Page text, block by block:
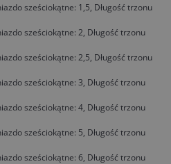
sześciokątne: 1,5, Długość trzonu
sześciokątne: 2, Długość trzonu
sześciokątne: 2,5, Długość trzonu
sześciokątne: 3, Długość trzonu
sześciokątne: 4, Długość trzonu
sześciokątne: 5, Długość trzonu
sześciokątne: 6, Długość trzonu